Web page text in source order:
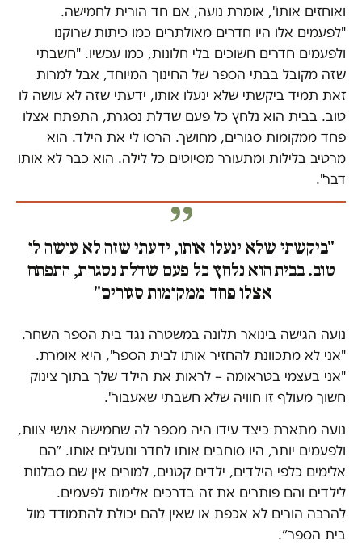
ואוחזים אותו", אומרת נועה, אם חד הורית לחמישה.
"לפעמים אלו היו חדרים מאולתרים כמו כיתות שרוקנו
ולפעמים חדרים חשוכים בלי חלונות, כמו עכשיו. "חשבתי
שזה מקובל בבתי הספר של החינוך המיוחד, אבל למרות
זאת תמיד ביקשתי שלא ינעלו אותו, ידעתי שזה לא עושה לו
טוב. בבית הוא נלחץ כל פעם שדלת נסגרת, התפתח אצלו
פחד ממקומות סגורים, מחושך. הרסו לי את הילד. הוא
מרטיב בלילות ומתעורר מסיוטים כל לילה. הוא כבר לא אותו
דבר".
"ביקשתי שלא ינעלו אותו, ידעתי שזה לא עושה לו
טוב. בבית הוא נלחץ כל פעם שדלת נסגרת, התפתח
אצלו פחד ממקומות סגורים"
נועה הגישה בינואר תלונה במשטרה נגד בית הספר השחר.
"אני לא מתכוונת להחזיר אותו לבית הספר", היא אומרת.
"אני בעצמי בטראומה – לראות את הילד שלך בתוך צינוק
חשוך מעולף זו חוויה שלא חשבתי שאעבור".
נועה מתארת כיצד עידו היה מספר לה שחמישה אנשי צוות,
ולפעמים יותר, היו סוחבים אותו לחדר ונועלים אותו. ״הם
אלימים כלפי הילדים, ילדים קטנים, למורים אין שם סבלנות
לילדים והם פותרים את זה בדרכים אלימות לפעמים.
להרבה הורים לא אכפת או שאין להם יכולת להתמודד מול
בית הספר״.